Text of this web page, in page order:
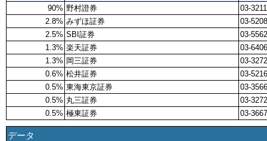
90% 野村證券
03-
2.8% みずほ証券
03-
2.5% SBI証券
03-
1.3% 楽天証券
03-
1.3% 岡三証券
03-
0.6% 松井証券
03-
0.5% 東海東京証券
03-
0.5% 丸三証券
03-
0.5% 極東証券 03-
データ